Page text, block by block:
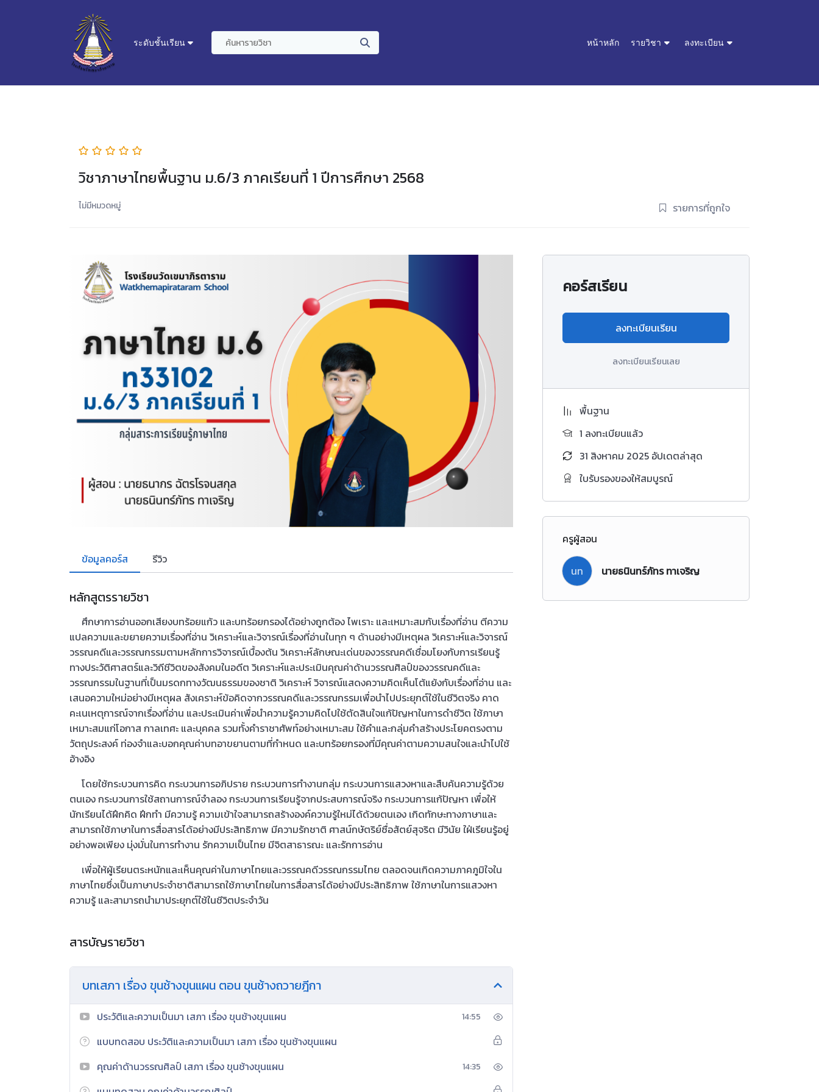
ระดับชั้นเรียน หน้าหลัก รายวิชา ลงทะเบียน
วิชาภาษาไทยพื้นฐาน ม.6/3 ภาคเรียนที่ 1 ปีการศึกษา 2568
ไม่มีหมวดหมู่ รายการที่ถูกใจ
ข้อมูลคอร์ส รีวิว
หลักสูตรรายวิชา
ศึกษาการอ่านออกเสียงบทร้อยแก้ว และบทร้อยกรองได้อย่างถูกต้อง ไพเราะ และเหมาะสมกับเรื่องที่อ่าน ตีความ
แปลความและขยายความเรื่องที่อ่าน วิเคราะห์และวิจารณ์เรื่องที่อ่านในทุก ๆ ด้านอย่างมีเหตุผล วิเคราะห์และวิจารณ์
วรรณคดีและวรรณกรรมตามหลักการวิจารณ์เบื้องต้น วิเคราะห์ลักษณะเด่นของวรรณคดีเชื่อมโยงกับการเรียนรู้
ทางประวัติศาสตร์และวิถีชีวิตของสังคมในอดีต วิเคราะห์และประเมินคุณค่าด้านวรรณศิลป์ของวรรณคดีและ
วรรณกรรมในฐานที่เป็นมรดกทางวัฒนธรรมของชาติ วิเคราะห์ วิจารณ์แสดงความคิดเห็นโต้แย้งกับเรื่องที่อ่าน และ
เสนอความใหม่อย่างมีเหตุผล สังเคราะห์ข้อคิดจากวรรณคดีและวรรณกรรมเพื่อนำไปประยุกต์ใช้ในชีวิตจริง คาด
คะเนเหตุการณ์จากเรื่องที่อ่าน และประเมินค่าเพื่อนําความรู้ความคิดไปใช้ตัดสินใจแก้ปัญหาในการดำชีวิต ใช้ภาษา
เหมาะสมแก่โอกาส กาลเทศะ และบุคคล รวมทั้งคำราชาศัพท์อย่างเหมาะสม ใช้คำและกลุ่มคำสร้างประโยคตรงตาม
วัตถุประสงค์ ท่องจำและบอกคุณค่าบทอาขยานตามที่กำหนด และบทร้อยกรองที่มีคุณค่าตามความสนใจและนำไปใช้
อ้างอิง
โดยใช้กระบวนการคิด กระบวนการอภิปราย กระบวนการทำงานกลุ่ม กระบวนการแสวงหาและสืบค้นความรู้ด้วย
ตนเอง กระบวนการใช้สถานการณ์จำลอง กระบวนการเรียนรู้จากประสบการณ์จริง กระบวนการแก้ปัญหา เพื่อให้
นักเรียนได้ฝึกคิด ฝึกทำ มีความรู้ ความเข้าใจสามารถสร้างองค์ความรู้ใหม่ได้ด้วยตนเอง เกิดทักษะทางภาษาและ
สามารถใช้ภาษาในการสื่อสารได้อย่างมีประสิทธิภาพ มีความรักชาติ ศาสน์กษัตริย์ซื่อสัตย์สุจริต มีวินัย ใฝ่เรียนรู้อยู่
อย่างพอเพียง มุ่งมั่นในการทำงาน รักความเป็นไทย มีจิตสาธารณะ และรักการอ่าน
เพื่อให้ผู้เรียนตระหนักและเห็นคุณค่าในภาษาไทยและวรรณคดีวรรณกรรมไทย ตลอดจนเกิดความภาคภูมิใจใน
ภาษาไทยซึ่งเป็นภาษาประจำชาติสามารถใช้ภาษาไทยในการสื่อสารได้อย่างมีประสิทธิภาพ ใช้ภาษาในการแสวงหา
ความรู้ และสามารถนํามาประยุกต์ใช้ในชีวิตประจำวัน
สารบัญรายวิชา
บทเสภา เรื่อง ขุนช้างขุนแผน ตอน ขุนช้างถวายฎีกา
ประวัติและความเป็นมา เสภา เรื่อง ขุนช้างขุนแผน 14:55
แบบทดสอบ ประวัติและความเป็นมา เสภา เรื่อง ขุนช้างขุนแผน
คุณค่าด้านวรรณศิลป์ เสภา เรื่อง ขุนช้างขุนแผน
14:35
คอร์สเรียน
ลงทะเบียนเรียน
ลงทะเบียนเรียนเลย
พื้นฐาน
1 ลงทะเบียนแล้ว
31 สิงหาคม 2025 อัปเดตล่าสุด
ใบรับรองของให้สมบูรณ์
ครูผู้สอน
นท นายธนินทร์ภัทร ทาเจริญ